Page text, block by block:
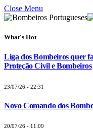
Close Menu
What's Hot
Liga dos Bombeiros quer
Proteção Civil e Bombeiros
23/07/26 - 22:31
Novo Comando dos
20/07/26 - 11:09